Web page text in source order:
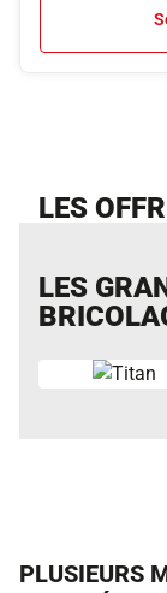
LES
LES
PLUSIEURS